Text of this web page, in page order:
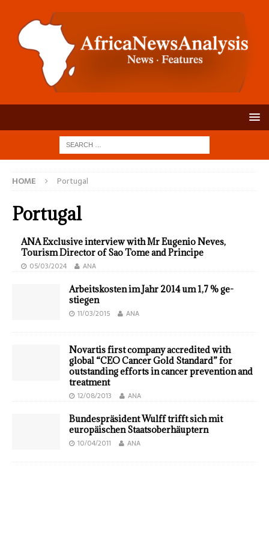
HOME Portugal
Portugal
ANA Exclusive interview with Mr Eugenio Neves,
Tourism Director of Sao Tome and Principe
05/03/2024 ANA
Arbeits­kosten im Jahr 2014 um 1,7 % ge­
stiegen
11/03/2015 ANA
Novartis first company accredited with
global “CEO Cancer Gold Standard” for
outstanding efforts in cancer prevention and
treatment
12/08/2013 ANA
Bundespräsident Wulff trifft sich mit
europäischen Staatsoberhäuptern
10/04/2011 ANA